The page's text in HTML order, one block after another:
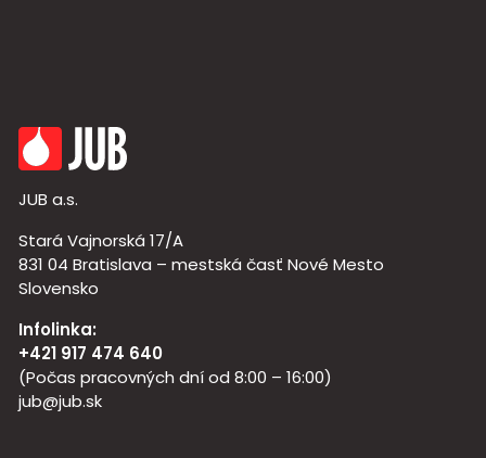
JUB a.s.
Stará Vajnorská 17/A
831 04 Bratislava – mestská časť Nové Mesto
Slovensko
Infolinka:
+421 917 474 640
(Počas pracovných dní od 8:00 – 16:00)
jub@jub.sk